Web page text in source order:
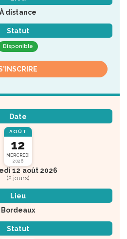
À distance
Statut
Disponible
Date
AOÛT
12
MERCREDI
2026
12 août 2026
(2 jours)
Lieu
Bordeaux
Statut